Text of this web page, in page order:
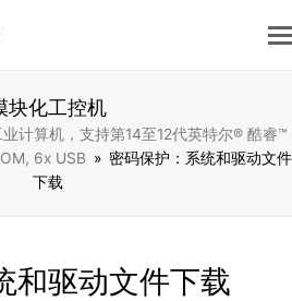
块化工控机
计算机，⽀持第14⾄12代英特尔® 酷睿™
6x USB » 密码保护：系统和驱动文件
下载
和驱动文件下载